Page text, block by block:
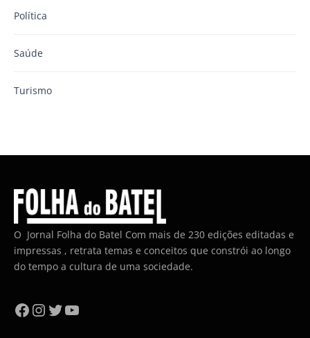
Política
Saúde
Turismo
O Jornal Folha do Batel Com mais de 230 edições editadas e
impressas , retrata temas e conceitos que constrói ao longo
do tempo a cultura de uma sociedade.
Facebook
Instagram
Twitter
YouTube